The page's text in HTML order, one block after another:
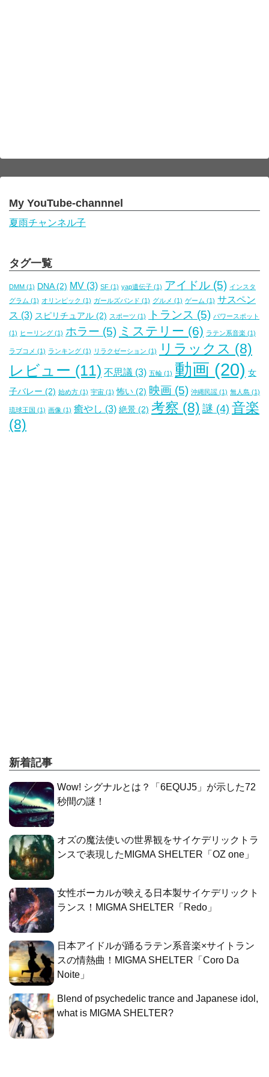
My YouTube-channnel
夏雨チャンネル子
タグ一覧
DMM (1) DNA(2) MV (3) SF (1) yap遺伝子 (1) アイドル (5) インスタ
グラム (1) オリンピック (1) ガールズバンド (1) グルメ (1) ゲーム (1) サスペン
ス (3) スピリチュアル (2) スポーツ (1) トランス (5) パワースポット
(1) ヒーリング (1) ホラー (5) ミステリー (6) ラテン系音楽 (1)
ラブコメ (1) ランキング (1) リラクゼーション (1) リラックス (8)
レビュー (11) 不思議 (3) 五輪 (1) 動画 (20) 女
子バレー (2) 始め方 (1) 宇宙 (1) 怖い (2) 映画 (5) 沖縄民謡 (1) 無人島 (1)
琉球王国 (1) 画像 (1) 癒やし (3) 絶景 (2) 考察 (8) 謎 (4) 音楽
(8)
新着記事
Wow! シグナルとは？「6EQUJ5」が示した72
秒間の謎！
オズの魔法使いの世界観をサイケデリックトラ
ンスで表現したMIGMA SHELTER「OZ one」
女性ボーカルが映える日本製サイケデリックト
ランス！MIGMA SHELTER「Redo」
日本アイドルが踊るラテン系音楽×サイトラン
スの情熱曲！MIGMA SHELTER「Coro Da
Noite」
Blend of psychedelic trance and Japanese idol,
what is MIGMA SHELTER?